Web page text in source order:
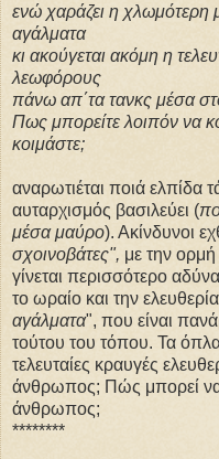
ενώ χαράζει η χλωμότερη
αγάλματα
κι ακούγεται ακόμη η
λεωφόρους
πάνω απ΄τα τανκς μέσα
Πως μπορείτε λοιπόν να
κοιμάστε;
αναρωτιέται ποιά ελπίδα
αυταρχισμός βασιλεύει (
μέσα μαύρο). Ακίνδυνοι
σχοινοβάτες", με την ορμή
γίνεται περισσότερο
το ωραίο και την
αγάλματα", που είναι
τούτου του τόπου. Τα
τελευταίες κραυγές
άνθρωπος; Πώς μπορεί
άνθρωπος;
********